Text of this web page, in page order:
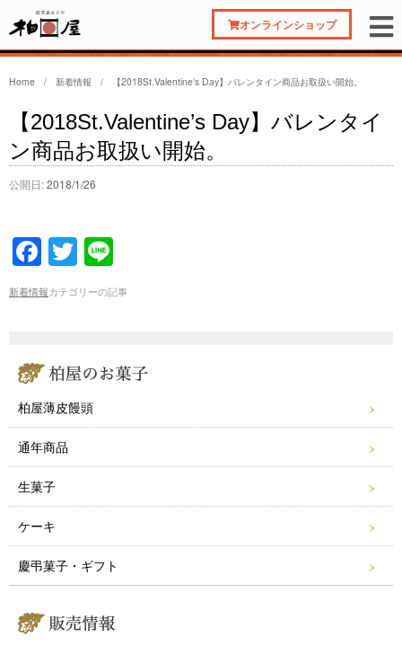
オンラインショップ
Home / 新着情報 / 【2018St.Valentine’s Day】バレンタイン商品お取扱い開始。
【2018St.Valentine’s Day】バレンタイ
ン商品お取扱い開始。
公開日:2018/1/26
F
a
c
b
o
o
k
T
wi
tt
n
e
新着情報カテゴリーの記事
柏屋薄皮饅頭
通年商品
生菓子
ケーキ
慶弔菓子・ギフト